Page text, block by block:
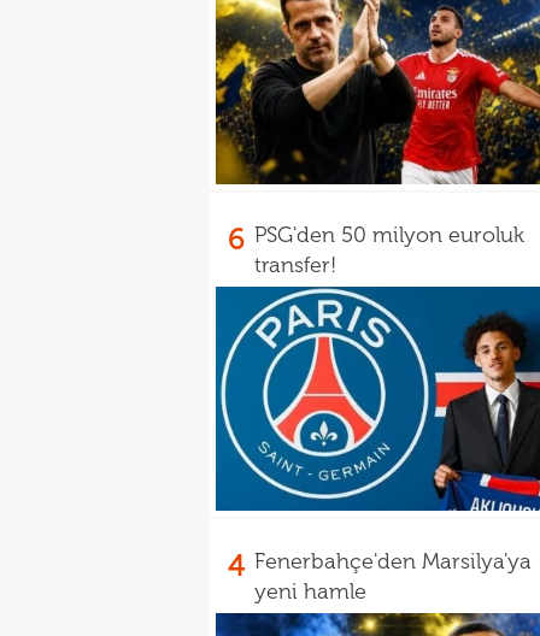
6 PSG'den 50 milyon euroluk
transfer!
4 Fenerbahçe'den Marsilya'ya
yeni hamle